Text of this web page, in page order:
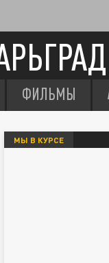
ФИЛЬМЫ
МЫ В КУРСЕ